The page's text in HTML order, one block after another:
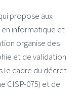
propose aux
informatique et
organise des
et de validation
le cadre du décret
CISP-075) et de